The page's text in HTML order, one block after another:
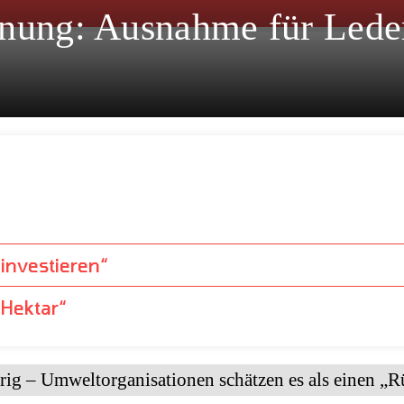
es fließt
Ausnahme für
– Umweltorganisationen schätzen es als einen